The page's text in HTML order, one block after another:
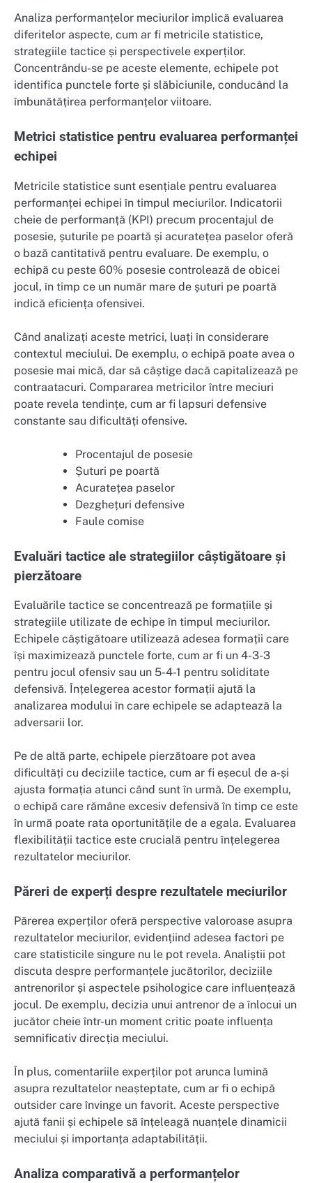
Analiza performanțelor meciurilor implică evaluarea
diferitelor aspecte, cum ar fi metricile statistice,
strategiile tactice și perspectivele experților.
Concentrându-se pe aceste elemente, echipele pot
identifica punctele forte și slăbiciunile, conducând la
îmbunătățirea performanțelor viitoare.
Metrici statistice pentru evaluarea performanței
echipei
Metricile statistice sunt esențiale pentru evaluarea
performanței echipei în timpul meciurilor. Indicatorii
cheie de performanță (KPI) precum procentajul de
posesie, șuturile pe poartă și acuratețea paselor oferă
o bază cantitativă pentru evaluare. De exemplu, o
echipă cu peste 60% posesie controlează de obicei
jocul, în timp ce un număr mare de șuturi pe poartă
indică eficiența ofensivei.
Când analizați aceste metrici, luați în considerare
contextul meciului. De exemplu, o echipă poate avea o
posesie mai mică, dar să câștige dacă capitalizează pe
contraatacuri. Compararea metricilor între meciuri
poate revela tendințe, cum ar fi lapsuri defensive
constante sau dificultăți ofensive.
Procentajul de posesie
Șuturi pe poartă
Acuratețea paselor
Dezghețuri defensive
Faule comise
Evaluări tactice ale strategiilor câștigătoare și
pierzătoare
Evaluările tactice se concentrează pe formațiile și
strategiile utilizate de echipe în timpul meciurilor.
Echipele câștigătoare utilizează adesea formații care
își maximizează punctele forte, cum ar fi un 4-3-3
pentru jocul ofensiv sau un 5-4-1 pentru soliditate
defensivă. Înțelegerea acestor formații ajută la
analizarea modului în care echipele se adaptează la
adversarii lor.
Pe de altă parte, echipele pierzătoare pot avea
dificultăți cu deciziile tactice, cum ar fi eșecul de a-și
ajusta formația atunci când sunt în urmă. De exemplu,
o echipă care rămâne excesiv defensivă în timp ce este
în urmă poate rata oportunitățile de a egala. Evaluarea
flexibilității tactice este crucială pentru înțelegerea
rezultatelor meciurilor.
Păreri de experți despre rezultatele meciurilor
Părerea experților oferă perspective valoroase asupra
rezultatelor meciurilor, evidențiind adesea factori pe
care statisticile singure nu le pot revela. Analiștii pot
discuta despre performanțele jucătorilor, deciziile
antrenorilor și aspectele psihologice care influențează
jocul. De exemplu, decizia unui antrenor de a înlocui un
jucător cheie într-un moment critic poate influența
semnificativ direcția meciului.
În plus, comentariile experților pot arunca lumină
asupra rezultatelor neașteptate, cum ar fi o echipă
outsider care învinge un favorit. Aceste perspective
ajută fanii și echipele să înțeleagă nuanțele dinamicii
meciului și importanța adaptabilității.
Analiza comparativă a performanțelor